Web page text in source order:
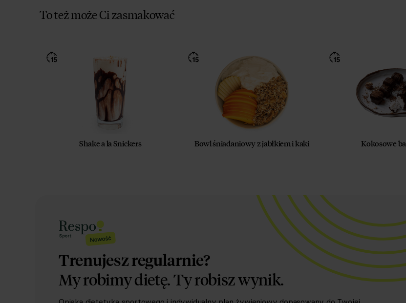
To też może Ci zasmakować
Shake a la Snickers Bowl śniadaniowy z jabłkiem i kaki Kokosowe
Trenujesz regularnie?
My robimy dietę.Ty robisz wynik.